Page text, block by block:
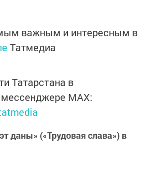
важным и интересным в
Татмедиа
Татарстана в
MАХ:
даны» («Трудовая слава») в